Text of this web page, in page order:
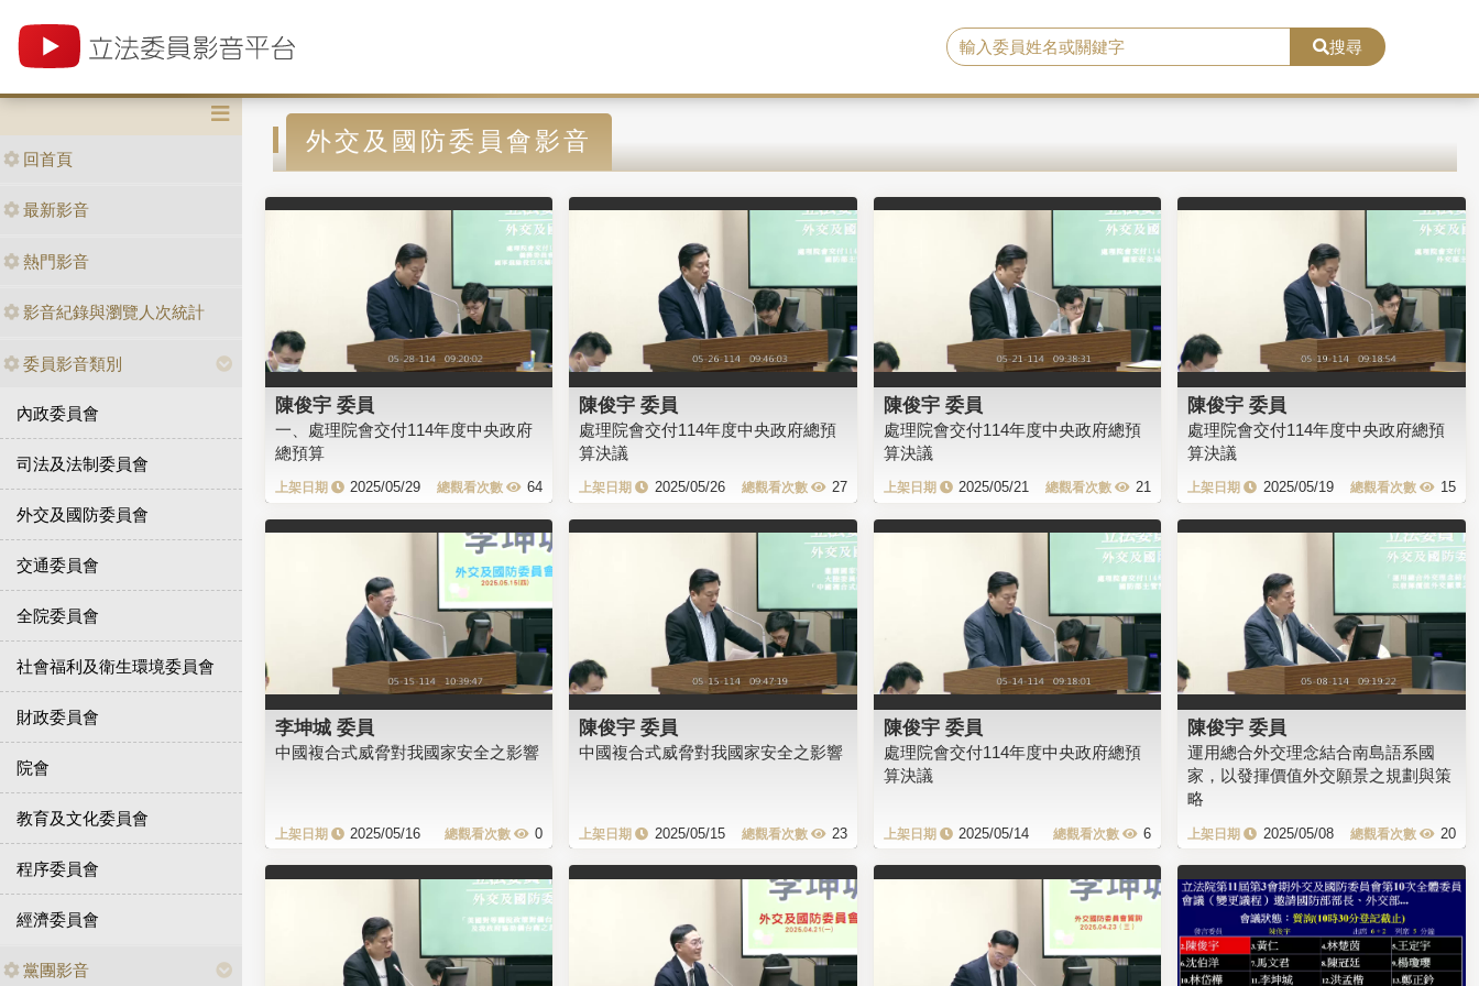
搜尋
回首頁
最新影音
熱門影音
影音紀錄與瀏覽人次統計
委員影音類別
內政委員會
司法及法制委員會
外交及國防委員會
交通委員會
全院委員會
社會福利及衛生環境委員會
財政委員會
院會
教育及文化委員會
程序委員會
經濟委員會
黨團影音
外交及國防委員會影音
陳俊宇 委員
一、處理院會交付114年度中央政府
總預算
2025/05/29 64
陳俊宇 委員
處理院會交付114年度中央政府總預
算決議
2025/05/26 27
陳俊宇 委員
處理院會交付114年度中央政府總預
算決議
2025/05/21 21
陳俊宇 委員
處理院會交付114年度中央政府總預
算決議
2025/05/19 15
李坤城 委員
中國複合式威脅對我國家安全之影響
2025/05/16 0
陳俊宇 委員
中國複合式威脅對我國家安全之影響
2025/05/15 23
陳俊宇 委員
處理院會交付114年度中央政府總預
算決議
2025/05/14 6
陳俊宇 委員
運用總合外交理念結合南島語系國
家，以發揮價值外交願景之規劃與策
略
2025/05/08 20